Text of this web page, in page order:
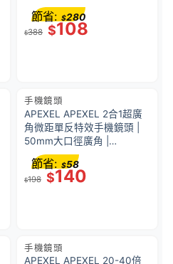
$388 $108
節省: $280
手機鏡頭
APEXEL APEXEL 2合1超廣
角微距單反特效手機鏡頭 |
50mm大口徑廣角 |
38759001
$198 $140
節省: $58
手機鏡頭
APEXEL APEXEL 20-40倍